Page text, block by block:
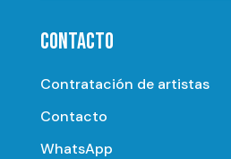
CONTACTO
Contratación de artistas
Contacto
WhatsApp